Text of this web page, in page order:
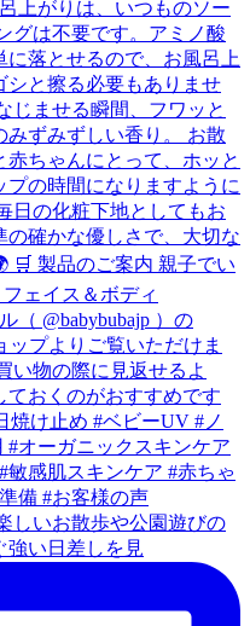
しいお散歩や公園遊びの
強い日差しを見